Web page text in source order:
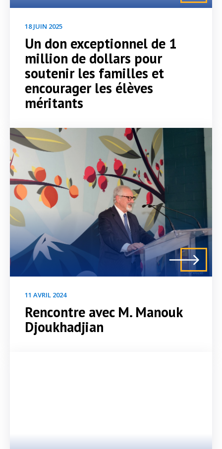
18 JUIN 2025
Un don exceptionnel de 1
million de dollars pour
soutenir les familles et
encourager les élèves
méritants
11 AVRIL 2024
Rencontre avec M. Manouk
Djoukhadjian